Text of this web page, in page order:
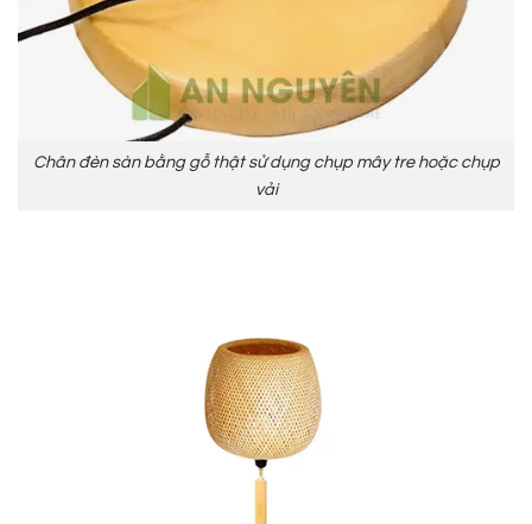
Chân đèn sàn bằng gỗ thật sử dụng chụp mây tre hoặc chụp
vải